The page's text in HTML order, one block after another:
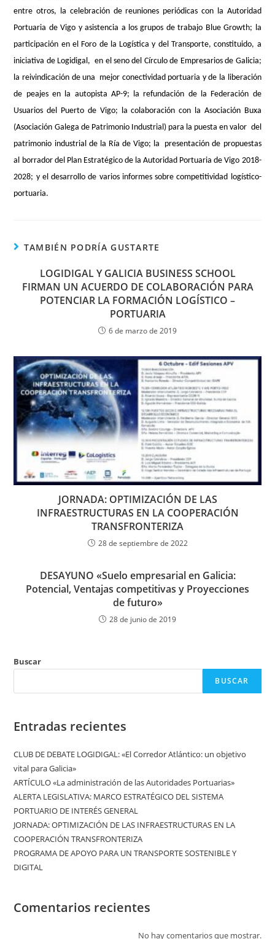
entre otros, la celebración de reuniones periódicas con la Autoridad
Portuaria de Vigo y asistencia a los grupos de trabajo Blue Growth; la
participación en el Foro de la Logística y del Transporte, constituido, a
iniciativa de Logidigal, en el seno del Círculo de Empresarios de Galicia;
la reivindicación de una mejor conectividad portuaria y de la liberación
de peajes en la autopista AP-9; la refundación de la Federación de
Usuarios del Puerto de Vigo; la colaboración con la Asociación Buxa
(Asociación Galega de Patrimonio Industrial) para la puesta en valor del
patrimonio industrial de la Ría de Vigo; la presentación de propuestas
al borrador del Plan Estratégico de la Autoridad Portuaria de Vigo 2018-
2028; y el desarrollo de varios informes sobre competitividad logístico-
portuaria.
TAMBIÉN PODRÍA GUSTARTE
LOGIDIGAL Y GALICIA BUSINESS SCHOOL
FIRMAN UN ACUERDO DE COLABORACIÓN PARA
POTENCIAR LA FORMACIÓN LOGÍSTICO –
PORTUARIA
6 de marzo de 2019
JORNADA: OPTIMIZACIÓN DE LAS
INFRAESTRUCTURAS EN LA COOPERACIÓN
TRANSFRONTERIZA
28 de septiembre de 2022
DESAYUNO «Suelo empresarial en Galicia:
Potencial, Ventajas competitivas y Proyecciones
de futuro»
28 de junio de 2019
Buscar
BUSCAR
Entradas recientes
CLUB DE DEBATE LOGIDIGAL: «El Corredor Atlántico: un objetivo
vital para Galicia»
ARTÍCULO «La administración de las Autoridades Portuarias»
ALERTA LEGISLATIVA: MARCO ESTRATÉGICO DEL SISTEMA
PORTUARIO DE INTERÉS GENERAL
JORNADA: OPTIMIZACIÓN DE LAS INFRAESTRUCTURAS EN LA
COOPERACIÓN TRANSFRONTERIZA
PROGRAMA DE APOYO PARA UN TRANSPORTE SOSTENIBLE Y
DIGITAL
Comentarios recientes
No hay comentarios que mostrar.